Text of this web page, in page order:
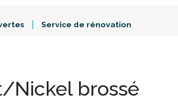
Service de rénovation
Nickel brossé